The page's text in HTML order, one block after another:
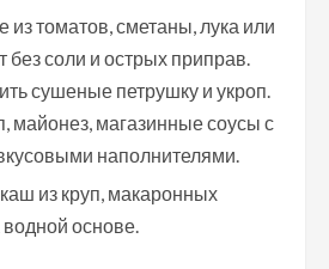
из томатов, сметаны, лука или
без соли и острых приправ.
сушеные петрушку и укроп.
майонез, магазинные соусы с
наполнителями.
из круп, макаронных
водной основе.